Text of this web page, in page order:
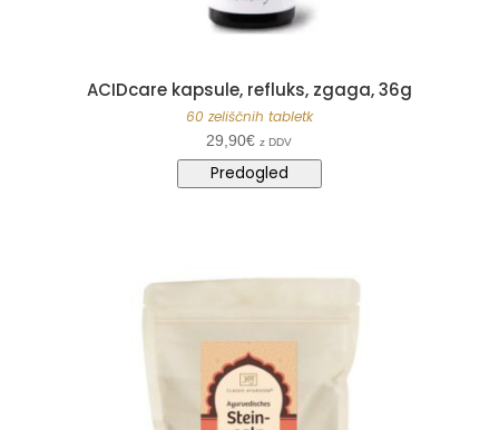
ACIDcare kapsule, refluks, zgaga, 36g
60 zeliščnih tabletk
29,90€ z DDV
Predogled